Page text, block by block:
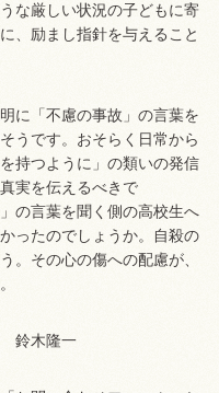
な厳しい状況の子どもに寄
、励まし指針を与えること
に「不慮の事故」の言葉を
うです。おそらく日常から
持つように」の類いの発信
実を伝えるべきで
く側の高校生へ
ったのでしょうか。自殺の
。その心の傷への配慮が、
鈴木隆一